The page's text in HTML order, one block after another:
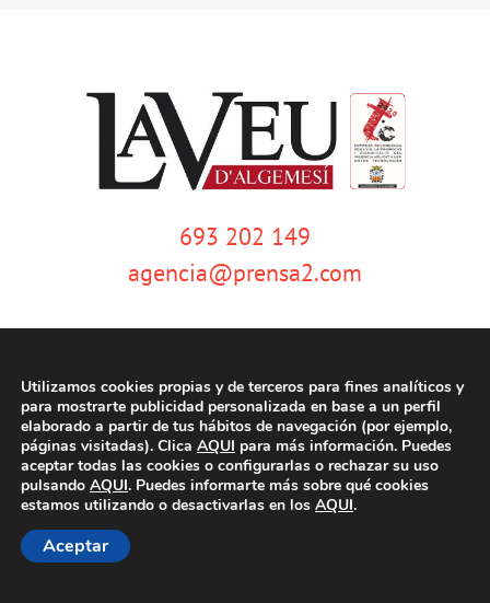
693 202 149
agencia@prensa2.com
© Copyright 2020 | La Veu d'Algemesí | Tots els drets reservats |Aviso
legal |Política de privacidad|Política de cookies | Dissenyat per
tecniwebs
Utilizamos cookies propias y de terceros para fines analíticos y
para mostrarte publicidad personalizada en base a un perfil
elaborado a partir de tus hábitos de navegación (por ejemplo,
páginas visitadas). Clica AQUI para más información. Puedes
aceptar todas las cookies o configurarlas o rechazar su uso
pulsando AQUI. Puedes informarte más sobre qué cookies
estamos utilizando o desactivarlas en los AQUI.
Aceptar